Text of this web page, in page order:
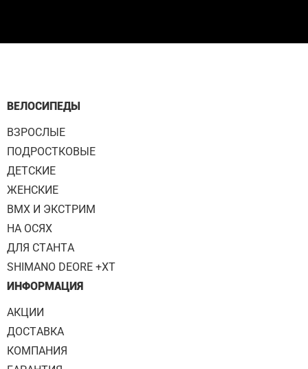
ВЕЛОСИПЕДЫ
ВЗРОСЛЫЕ
ПОДРОСТКОВЫЕ
ДЕТСКИЕ
ЖЕНСКИЕ
BMX И ЭКСТРИМ
НА ОСЯХ
ДЛЯ СТАНТА
SHIMANO DEORE +XT
ИНФОРМАЦИЯ
АКЦИИ
ДОСТАВКА
КОМПАНИЯ